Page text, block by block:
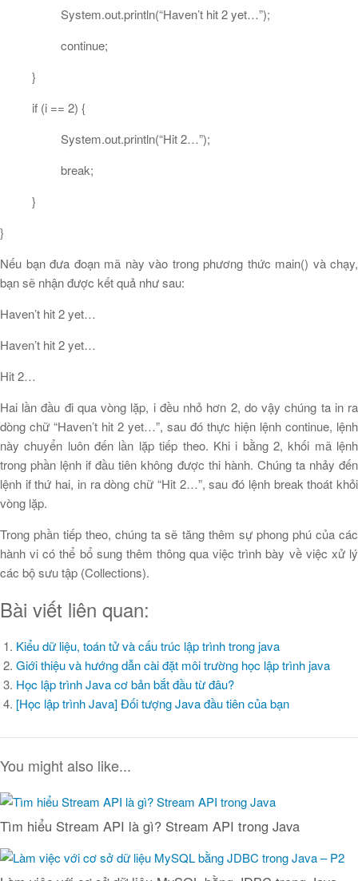
System.out.println(“Haven’t hit 2 yet…”);
continue;
}
if (i == 2) {
System.out.println(“Hit 2…”);
break;
}
}
Nếu bạn đưa đoạn mã này vào trong phương thức main() và chạy,
bạn sẽ nhận được kết quả như sau:
Haven’t hit 2 yet…
Haven’t hit 2 yet…
Hit 2…
Hai lần đầu đi qua vòng lặp, i đều nhỏ hơn 2, do vậy chúng ta in ra
dòng chữ “Haven’t hit 2 yet…”, sau đó thực hiện lệnh continue, lệnh
này chuyển luôn đến lần lặp tiếp theo. Khi i bằng 2, khối mã lệnh
trong phần lệnh if đầu tiên không được thi hành. Chúng ta nhảy đến
lệnh if thứ hai, in ra dòng chữ “Hit 2…”, sau đó lệnh break thoát khỏi
vòng lặp.
Trong phần tiếp theo, chúng ta sẽ tăng thêm sự phong phú của các
hành vi có thể bổ sung thêm thông qua việc trình bày về việc xử lý
các bộ sưu tập (Collections).
Bài viết liên quan:
Kiểu dữ liệu, toán tử và cấu trúc lập trình trong java
Giới thiệu và hướng dẫn cài đặt môi trường học lập trình java
Học lập trình Java cơ bản bắt đầu từ đâu?
[Học lập trình Java] Đối tượng Java đầu tiên của bạn
You might also like...
Tìm hiểu Stream API là gì? Stream API trong Java